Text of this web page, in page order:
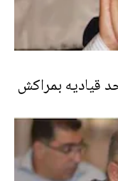
قياديه بمراكش